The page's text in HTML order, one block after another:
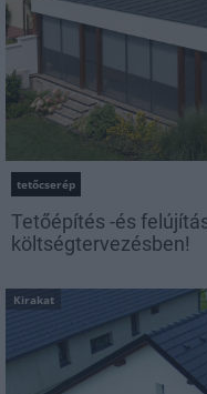
tetőcserép
Tetőépítés -és
költségtervezésben!
Kirakat